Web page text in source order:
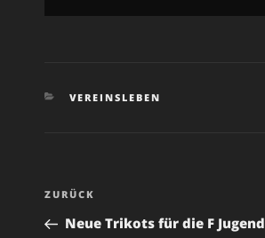
KATEGORIEN
VEREINSLEBEN
Beitragsnavigation
Vorheriger
Beitrag
ZURÜCK
Neue Trikots für die F Jugend